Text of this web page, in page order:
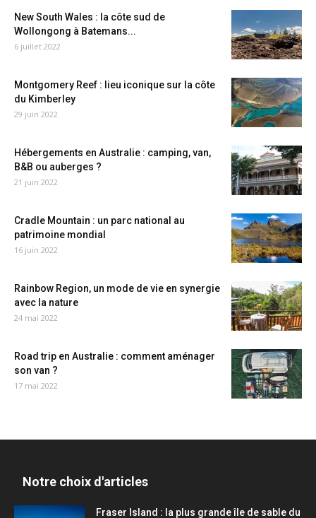
New South Wales : la côte sud de
Wollongong à Batemans...
6 juillet 2022
Montgomery Reef : lieu iconique sur la côte
du Kimberley
29 juin 2022
Hébergements en Australie : camping, van,
B&B ou auberges ?
21 juin 2022
Cradle Mountain : un parc national au
patrimoine mondial
16 juin 2022
Rainbow Region, un mode de vie en synergie
avec la nature
24 mai 2022
Road trip en Australie : comment aménager
son van ?
17 mai 2022
Notre choix d'articles
Fraser Island : la plus grande île de sable du